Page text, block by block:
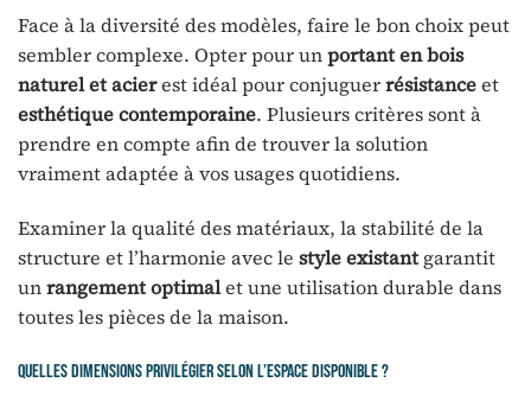
Face à la diversité des modèles, faire le bon choix peut
sembler complexe. Opter pour unportant en bois
naturel et acierest idéal pour conjuguerrésistanceet
esthétique contemporaine. Plusieurs critères sont à
prendre en compte afin de trouver la solution
vraiment adaptée à vos usages quotidiens.
Examiner la qualité des matériaux, la stabilité de la
structure et l’harmonie avec le style existant garantit
unrangement optimalet une utilisation durable dans
toutes les pièces de la maison.
Quelles dimensions privilégier selon l’espace disponible ?